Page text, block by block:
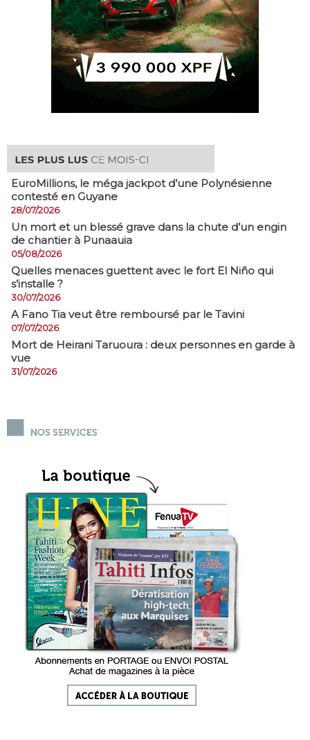
EuroMillions, ​le méga jackpot d’une Polynésienne
contesté en Guyane
28/07/2026
​Un mort et un blessé grave dans la chute d’un engin
de chantier à Punaauia
05/08/2026
Quelles menaces guettent avec le fort El Niño qui
s’installe ?
30/07/2026
A Fano Tia veut être remboursé par le Tavini
07/07/2026
Mort de Heirani Taruoura : deux personnes en garde à
vue
31/07/2026